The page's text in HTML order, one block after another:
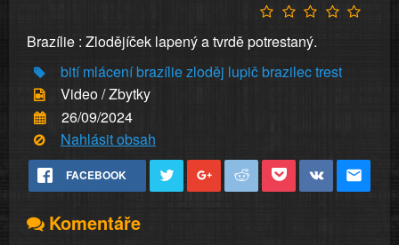
Brazílie : Zlodějíček lapený a tvrdě potrestaný.
bití mláceníbrazíliezloděj lupičbrazilectrest
Video / Zbytky
26/09/2024
Nahlásit obsah
FACEBOOK
Komentáře